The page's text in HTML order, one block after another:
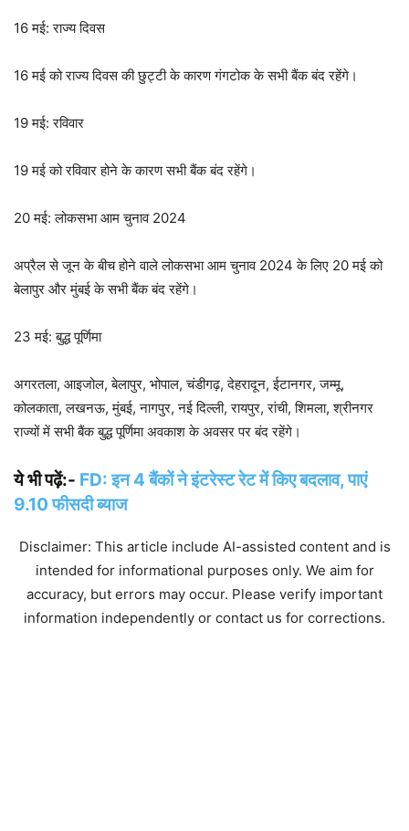
16 मई: राज्य दिवस
16 मई को राज्य दिवस की छुट्टी के कारण गंगटोक के सभी बैंक बंद रहेंगे।
19 मई: रविवार
19 मई को रविवार होने के कारण सभी बैंक बंद रहेंगे।
20 मई: लोकसभा आम चुनाव 2024
अप्रैल से जून के बीच होने वाले लोकसभा आम चुनाव 2024 के लिए 20 मई को
बेलापुर और मुंबई के सभी बैंक बंद रहेंगे।
23 मई: बुद्ध पूर्णिमा
अगरतला, आइजोल, बेलापुर, भोपाल, चंडीगढ़, देहरादून, ईटानगर, जम्मू,
कोलकाता, लखनऊ, मुंबई, नागपुर, नई दिल्ली, रायपुर, रांची, शिमला, श्रीनगर
राज्यों में सभी बैंक बुद्ध पूर्णिमा अवकाश के अवसर पर बंद रहेंगे।
ये भी पढ़ें:- FD: इन 4 बैंकों ने इंटरेस्ट रेट में किए बदलाव, पाएं
9.10 फीसदी ब्याज
Disclaimer: This article include AI-assisted content and is
intended for informational purposes only. We aim for
accuracy, but errors may occur. Please verify important
information independently or contact us for corrections.